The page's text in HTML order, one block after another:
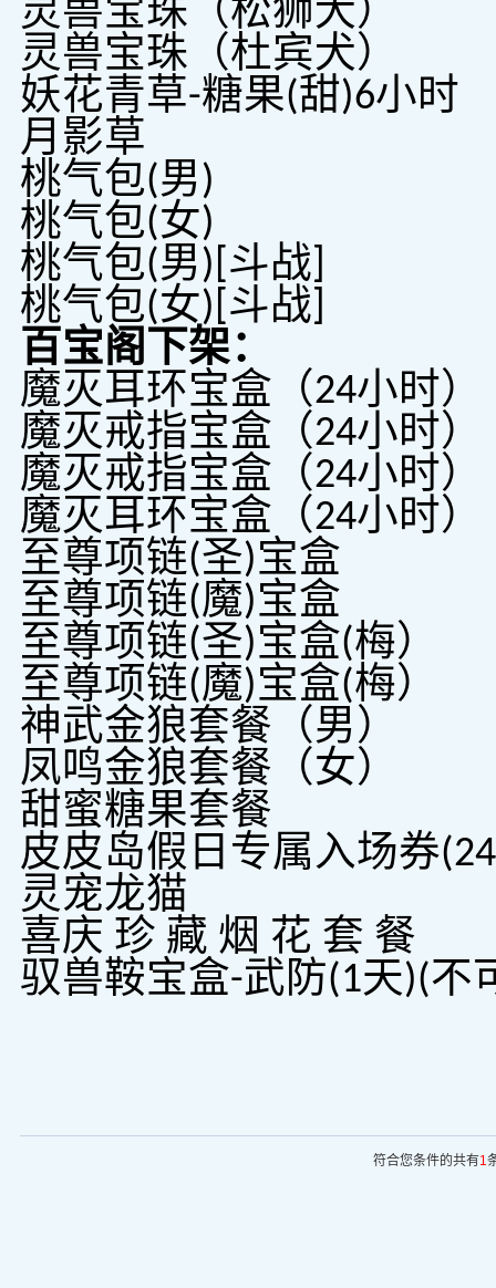
灵兽宝珠（松狮犬）
灵兽宝珠（杜宾犬）
妖花青草-糖果(甜)6小时
月影草
桃气包(男)
桃气包(女)
桃气包(男)[斗战]
桃气包(女)[斗战]
百宝阁下架：
魔灭耳环宝盒（24小时）
魔灭戒指宝盒（24小时）
魔灭戒指宝盒（24小时）
魔灭耳环宝盒（24小时）
至尊项链(圣)宝盒
至尊项链(魔)宝盒
至尊项链(圣)宝盒(梅）
至尊项链(魔)宝盒(梅）
神武金狼套餐（男）
凤鸣金狼套餐（女）
甜蜜糖果套餐
皮皮岛假日专属入场券
灵宠龙猫
喜庆 珍 藏 烟 花 套 餐
驭兽鞍宝盒-武防(1天)(不
符合您条件的共有1